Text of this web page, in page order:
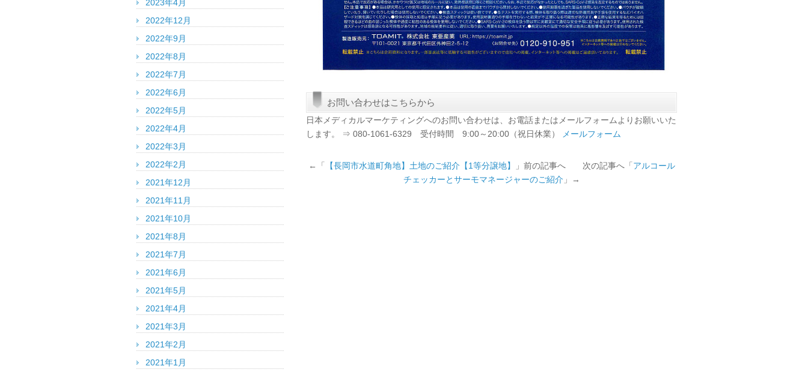
お問い合わせはこちらから
日本メディカルマーケティングへのお問い合わせは、お電話またはメールフォームよりお願いいた
します。 ⇒ 080-1061-6329 受付時間 9:00～20:00（祝日休業）
メールフォーム
←「 【長岡市水道町角地】土地のご紹介【1等分譲地】 」前の記事へ 次の記事へ「 アルコール
チェッカーとサーモマネージャーのご紹介 」→
2023年4月
2022年12月
2022年9月
2022年8月
2022年7月
2022年6月
2022年5月
2022年4月
2022年3月
2022年2月
2021年12月
2021年11月
2021年10月
2021年8月
2021年7月
2021年6月
2021年5月
2021年4月
2021年3月
2021年2月
2021年1月